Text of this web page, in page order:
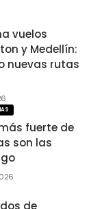
vuelos
y Medellín:
nuevas rutas
fuerte de
son las
de